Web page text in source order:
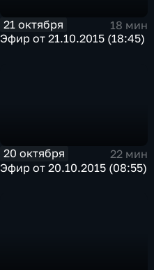
21 октября
18 мин
Эфир от 21.10.2015 (18:45)
20 октября
22 мин
Эфир от 20.10.2015 (08:55)